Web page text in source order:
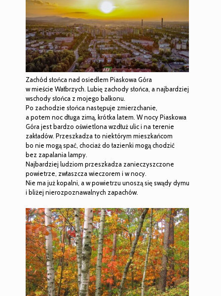
Zachód słońca nad osiedlem Piaskowa Góra
w mieście Wałbrzych. Lubię zachody słońca, a najbardziej
wschody słońca z mojego balkonu.
Po zachodzie słońca następuje zmierzchanie,
a potem noc długa zimą, krótka latem. W nocy Piaskowa
Góra jest bardzo oświetlona wzdłuż ulic i na terenie
zakładów. Przeszkadza to niektórym mieszkańcom
bo nie mogą spać, chociaż do łazienki mogą chodzić
bez zapalania lampy.
Najbardziej ludziom przeszkadza zanieczyszczone
powietrze, zwłaszcza wieczorem i w nocy.
Nie ma już kopalni, a w powietrzu unoszą się swądy dymu
i bliżej nierozpoznawalnych zapachów.